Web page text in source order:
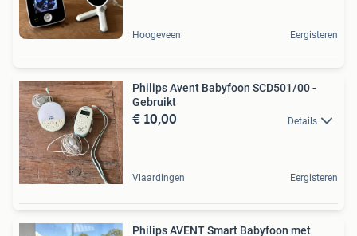
Hoogeveen Eergisteren
Philips Avent Babyfoon SCD501/00 -
Gebruikt
€ 10,00 Details
Vlaardingen Eergisteren
Philips AVENT Smart Babyfoon met